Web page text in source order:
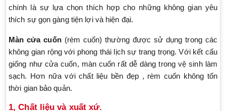
chính là sự lựa chọn thích hợp cho những không gian yêu
thích sự gọn gàng tiện lợi và hiện đại.
Màn cửa cuốn(rèm cuốn) thường được sử dụng trong các
không gian rộng với phong thái lịch sự trang trọng. Với kết cấu
giống như cửa cuốn, màn cuốn rất dễ dàng trong vệ sinh làm
sạch. Hơn nữa với chất liệu bền đẹp , rèm cuốn không tốn
thời gian bảo quản.
1, Chất liệu và xuất xứ.